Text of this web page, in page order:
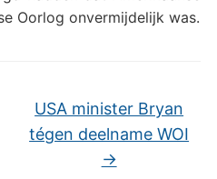
Oorlog onvermijdelijk was.
USA minister Bryan
tégen deelname WOI
→